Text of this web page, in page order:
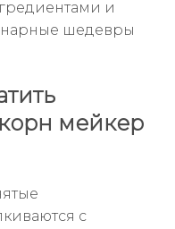
и
шедевры
мейкер
с